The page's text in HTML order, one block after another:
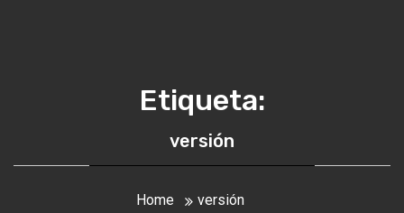
Etiqueta:
versión
Home versión